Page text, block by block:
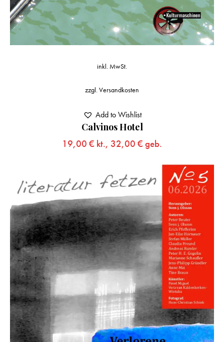
Calvinos Hotel
19,00 € kt., 32,00 € geb.
inkl. MwSt.
zzgl.Versandkosten
Add to Wishlist